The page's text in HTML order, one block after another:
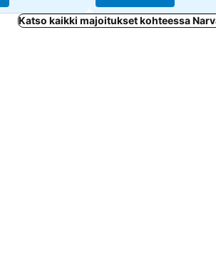
Katso kaikki majoitukset kohteessa